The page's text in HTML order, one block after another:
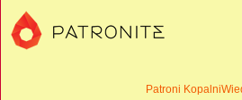
Patroni